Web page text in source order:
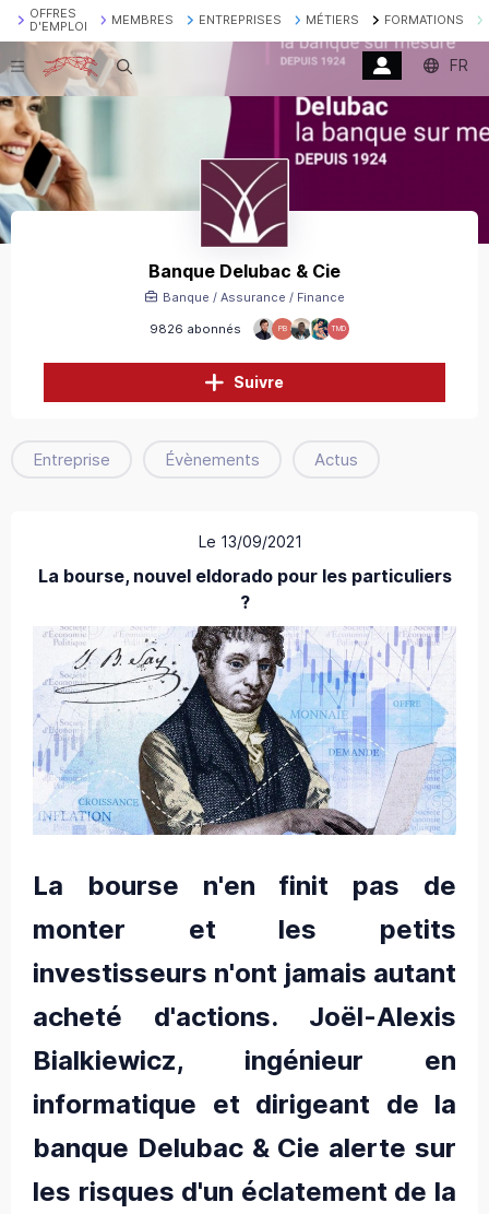
OFFRES
D'EMPLOI
MEMBRES ENTREPRISES MÉTIERS FORMATIONS
Recherche FR
Banque Delubac & Cie
9826 abonnés PB TMD
Banque / Assurance / Finance
Suivre
Entreprise Évènements Actus
Le 13/09/2021
La bourse, nouvel eldorado pour les particuliers
?
La bourse n'en finit pas de
monter et les petits
investisseurs n'ont jamais autant
acheté d'actions. Joël-Alexis
Bialkiewicz, ingénieur en
informatique et dirigeant de la
banque Delubac & Cie alerte sur
les risques d'un éclatement de la